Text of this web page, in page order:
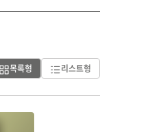
목록형 리스트형